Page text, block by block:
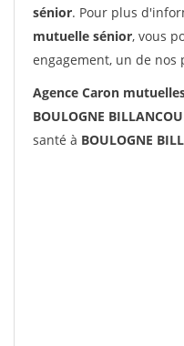
sénior. Pour plus
mutuelle sénior, vous
engagement, un de nos
Agence Caron
BOULOGNE
santé à BOULOGNE